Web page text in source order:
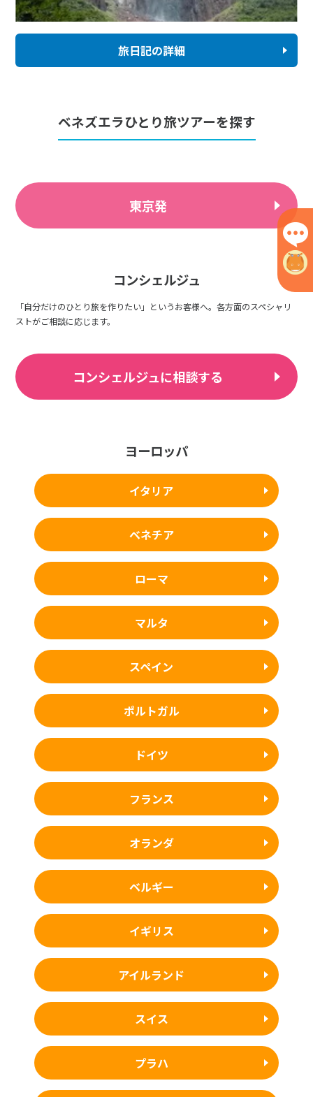
旅日記の詳細
ベネズエラひとり旅ツアーを探す
東京発
コンシェルジュ
「自分だけのひとり旅を作りたい」というお客様へ。各方面のスペシャリ
ストがご相談に応じます。
コンシェルジュに相談する
ヨーロッパ
イタリア
ベネチア
ローマ
マルタ
スペイン
ポルトガル
ドイツ
フランス
オランダ
ベルギー
イギリス
アイルランド
スイス
プラハ